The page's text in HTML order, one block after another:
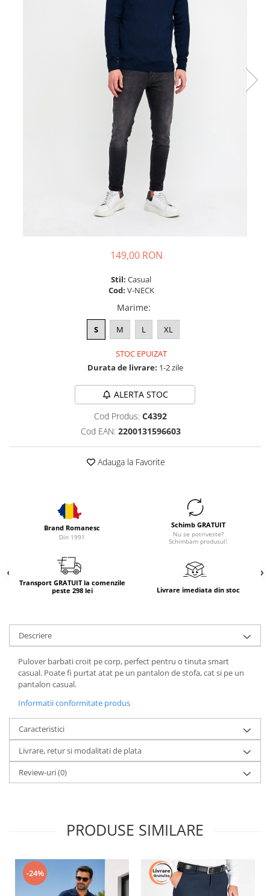
149,00 RON
Stil: Casual
Cod: V-NECK
Marime:
S M L XL
STOC EPUIZAT
Durata de livrare: 1-2 zile
ALERTA STOC
Cod Produs: C4392
Cod EAN: 2200131596603
Adauga la Favorite
Brand Romanesc
Din 1991
Schimb GRATUIT
Nu se potriveste?
Schimbam produsul!
Transport GRATUIT la comenzile
peste 298 lei
Livrare imediata din stoc
Descriere
Pulover barbati croit pe corp, perfect pentru o tinuta smart
casual. Poate fi purtat atat pe un pantalon de stofa, cat si pe un
pantalon casual.
Informatii conformitate produs
Caracteristici
Livrare, retur si modalitati de plata
Review-uri(0)
PRODUSE SIMILARE
-24%